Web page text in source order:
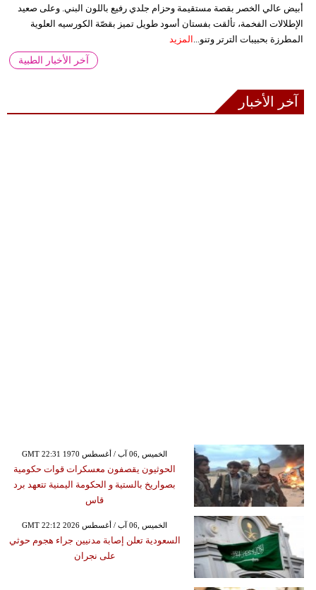
أبيض عالي الخصر بقصة مستقيمة وحزام جلدي رفيع باللون البني. وعلى صعيد
الإطلالات الفخمة، تألقت بفستان أسود طويل تميز بقصّة الكورسيه العلوية
المطرزة بحبيبات الترتر وتنو... المزيد
آخر الأخبار الطبية
آخر الأخبار
GMT 22:31 1970 الخميس ,06 آب / أغسطس
الحوثيون يقصفون معسكرات قوات حكومية
بصواريخ بالستية و الحكومة اليمنية تتعهد برد
قاس
GMT 22:12 2026 الخميس ,06 آب / أغسطس
السعودية تعلن إصابة مدنيين جراء هجوم حوثي
على نجران